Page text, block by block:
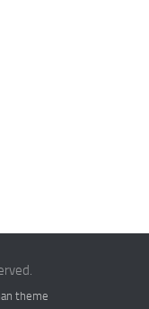
theme